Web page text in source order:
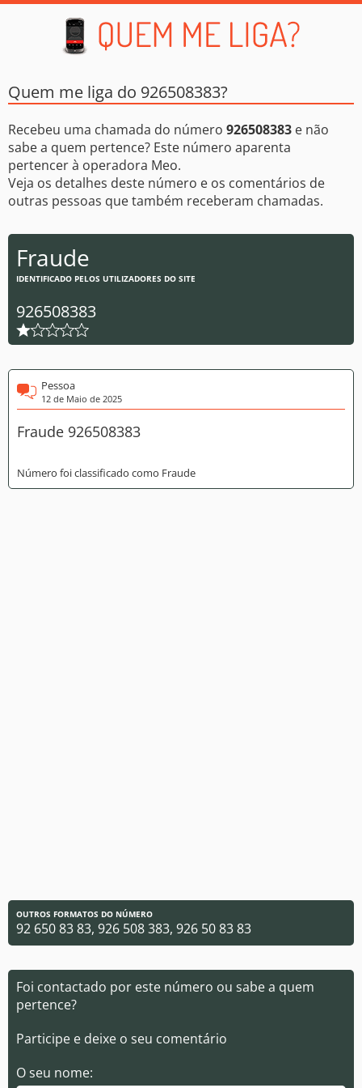
Quem me liga do 926508383?
Recebeu uma chamada do número 926508383 e não
sabe a quem pertence? Este número aparenta
pertencer à operadora Meo.
Veja os detalhes deste número e os comentários de
outras pessoas que também receberam chamadas.
Fraude
IDENTIFICADO PELOS UTILIZADORES DO SITE
926508383
Pessoa
12 de Maio de 2025
Fraude 926508383
Número foi classificado como Fraude
OUTROS FORMATOS DO NÚMERO
92 650 83 83, 926 508 383, 926 50 83 83
Foi contactado por este número ou sabe a quem
pertence?
Participe e deixe o seu comentário
O seu nome: